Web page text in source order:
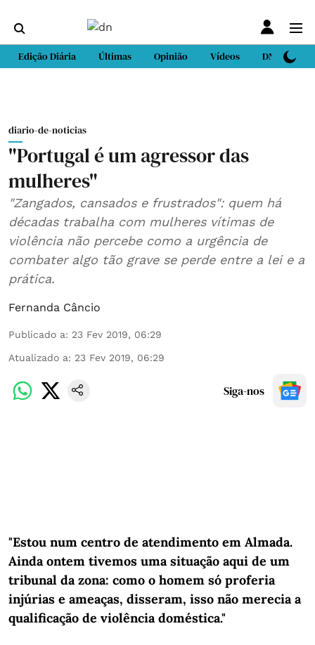
Edição Diária Últimas Opinião Vídeos DN Sport
diario-de-noticias
"Portugal é um agressor das
mulheres"
"Zangados, cansados e frustrados": quem há
décadas trabalha com mulheres vítimas de
violência não percebe como a urgência de
combater algo tão grave se perde entre a lei e a
prática.
Fernanda Câncio
Publicado a: 23 Fev 2019, 06:29
Atualizado a: 23 Fev 2019, 06:29
Siga-nos
"Estou num centro de atendimento em Almada.
Ainda ontem tivemos uma situação aqui de um
tribunal da zona: como o homem só proferia
injúrias e ameaças, disseram, isso não merecia a
qualificação de violência doméstica."